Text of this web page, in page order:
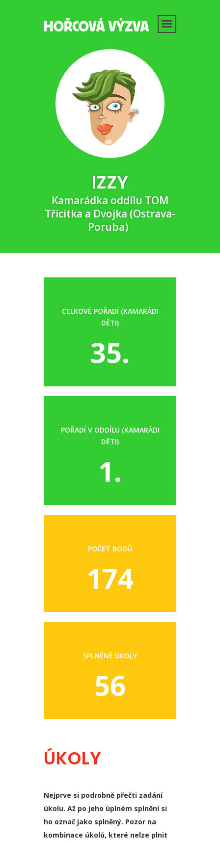
IZZY
Kamarádka oddílu TOM
Třicítka a Dvojka (Ostrava-
Poruba)
CELKOVÉ POŘADÍ (KAMARÁDI
DĚTI)
35.
POŘADÍ V ODDÍLU (KAMARÁDI
DĚTI)
1.
POČET BODŮ
174
SPLNĚNÉ ÚKOLY
56
ÚKOLY
Nejprve si podrobně přečti zadání
úkolu. Až po jeho úplném splnění si
ho označ jako splněný. Pozor na
kombinace úkolů, které nelze plnit